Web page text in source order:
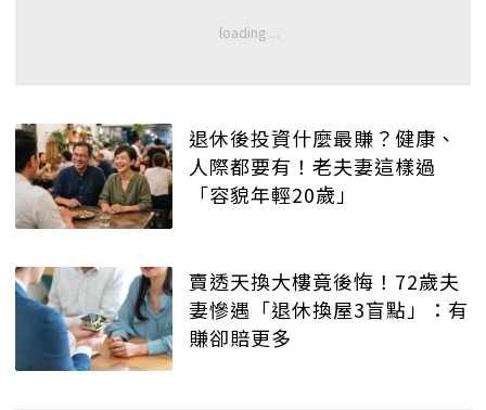
退休後投資什麼最賺？健康、
人際都要有！老夫妻這樣過
「容貌年輕20歲」
賣透天換大樓竟後悔！72歲夫
妻慘遇「退休換屋3盲點」：有
賺卻賠更多